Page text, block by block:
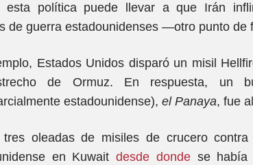
esta política puede llevar a que Irán
de guerra estadounidenses —otro punto
Estados Unidos disparó un misil
de Ormuz. En respuesta, un
estadounidense), el Panaya, fue
tres oleadas de misiles de crucero
en Kuwaitdesde dondese había